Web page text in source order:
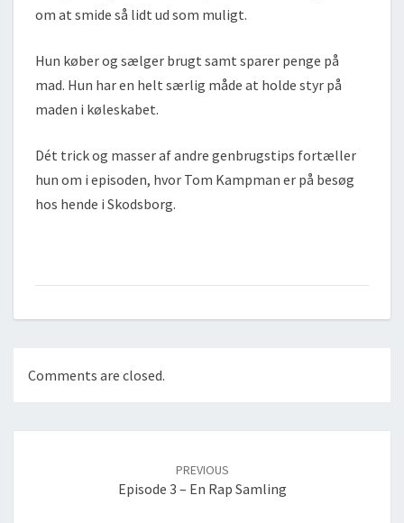
om at smide så lidt ud som muligt.
Hun køber og sælger brugt samt sparer penge på
mad. Hun har en helt særlig måde at holde styr på
maden i køleskabet.
Dét trick og masser af andre genbrugstips fortæller
hun om i episoden, hvor Tom Kampman er på besøg
hos hende i Skodsborg.
Comments are closed.
PREVIOUS
Episode 3 – En Rap Samling